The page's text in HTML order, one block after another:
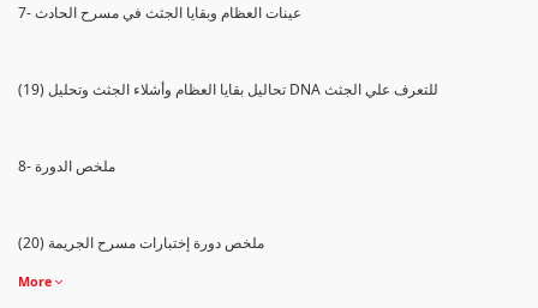
7- عينات العظام وبقايا الجثث في مسرح الحادث
(19) تحاليل بقايا العظام وأشلاء الجثث وتحليل DNA للتعرف علي الجثث
8- ملخص الدورة
(20) ملخص دورة إختبارات مسرح الجريمة
More